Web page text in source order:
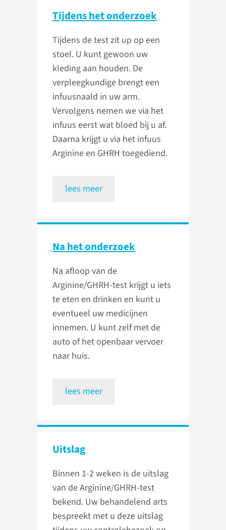
Tijdens het onderzoek
Tijdens de test zit up op een
stoel. U kunt gewoon uw
kleding aan houden. De
verpleegkundige brengt een
infuusnaald in uw arm.
Vervolgens nemen we via het
infuus eerst wat bloed bij u af.
Daarna krijgt u via het infuus
Arginine en GHRH toegediend.
lees meer
Na het onderzoek
Na afloop van de
Arginine/GHRH-test krijgt u iets
te eten en drinken en kunt u
eventueel uw medicijnen
innemen. U kunt zelf met de
auto of het openbaar vervoer
naar huis.
lees meer
Uitslag
Binnen 1-2 weken is de uitslag
van de Arginine/GHRH-test
bekend. Uw behandelend arts
bespreekt met u deze uitslag